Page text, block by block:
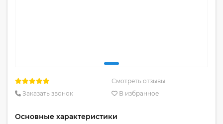
Смотреть отзывы
Заказать звонок
В избранное
Основные характеристики